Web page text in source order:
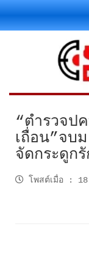
“ตำรวจป
เถื่อน”จบ
จัดกระดูก
โพสต์เมื่อ :